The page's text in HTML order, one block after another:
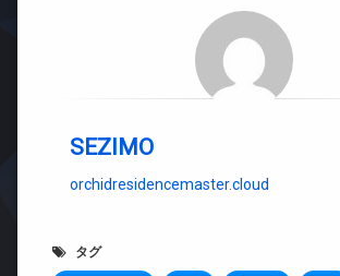
SEZIMO
orchidresidencemaster.cloud
タグ